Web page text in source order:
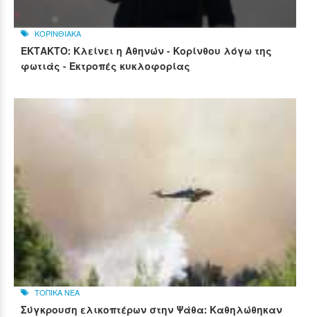
ΚΟΡΙΝΘΙΑΚΑ
ΕΚΤΑΚΤΟ: Κλείνει η Αθηνών - Κορίνθου λόγω της
φωτιάς - Εκτροπές κυκλοφορίας
ΤΟΠΙΚΑ ΝΕΑ
Σύγκρουση ελικοπτέρων στην Ψάθα: Καθηλώθηκαν